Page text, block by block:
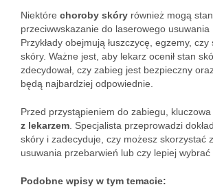
Niektóre choroby skóry również mogą
przeciwwskazanie do laserowego usuwania
Przykłady obejmują łuszczycę, egzemy,
skóry. Ważne jest, aby lekarz ocenił stan
zdecydował, czy zabieg jest bezpieczny
będą najbardziej odpowiednie.
Przed przystąpieniem do zabiegu, kluczowa
z lekarzem . Specjalista przeprowadzi
skóry i zadecyduje, czy możesz skorzystać
usuwania przebarwień lub czy lepiej wybrać
Podobne wpisy w tym temacie: